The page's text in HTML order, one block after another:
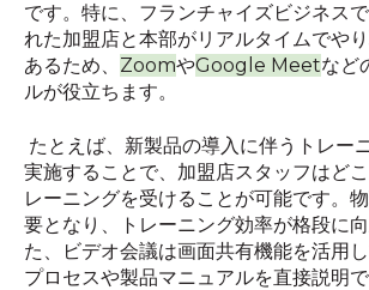
です。特に、フランチャイズビジネス
れた加盟店と本部がリアルタイムでや
あるため、 ZoomやGoogle Meetなど
ルが役立ちます。
たとえば、新製品の導入に伴うトレー
実施することで、加盟店スタッフはど
レーニングを受けることが可能です。
要となり、トレーニング効率が格段に
た、ビデオ会議は画面共有機能を活用
プロセスや製品マニュアルを直接説明